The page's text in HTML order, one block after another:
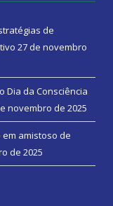
de
27 de novembro
Dia da Consciência
novembro de 2025
amistoso de
de 2025